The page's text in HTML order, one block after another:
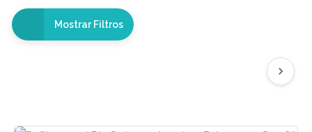
Mostrar Filtros